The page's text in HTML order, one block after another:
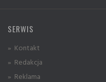
SERWIS
» Kontakt
» Redakcja
» Reklama